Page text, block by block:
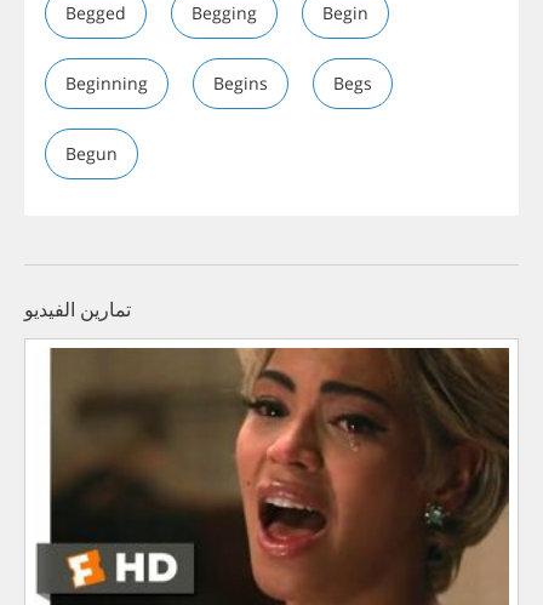
Begged Begging Begin
Beginning Begins Begs
Begun
تمارين الفيديو